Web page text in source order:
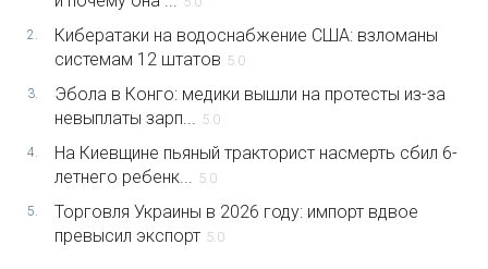
2.
Кибератаки на водоснабжение США: взломаны
системам 12 штатов 5.0
3.
Эбола в Конго: медики вышли на протесты из-за
невыплаты зарп...
5.0
4.
На Киевщине пьяный тракторист насмерть сбил 6-
летнего ребенк...
5.0
5.
Торговля Украины в 2026 году: импорт вдвое
превысил экспорт 5.0